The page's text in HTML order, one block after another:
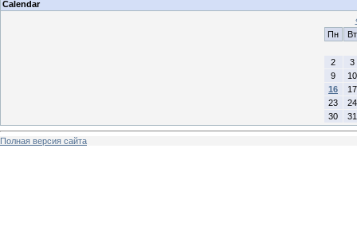
Calendar
Пн
Вт
2
3
9
10
16
17
23
24
30
31
Полная версия сайта